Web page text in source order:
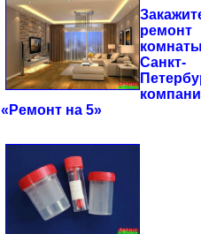
ремонт
Санкт-
«Ремонт на 5»